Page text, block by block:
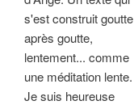
s'est construit goutte
après goutte,
lentement... comme
une méditation lente.
Je suis heureuse